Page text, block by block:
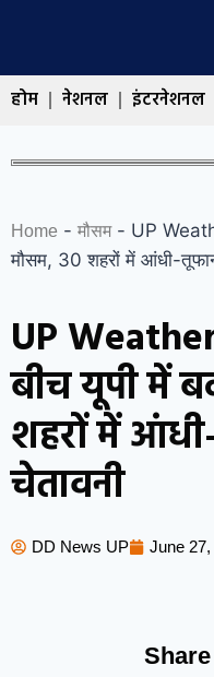
होम नेशनल इंटरनेशनल
Home - मौसम- UP
मौसम, 30 शहरों में आंधी-
UP
बीच यूपी में
शहरों में
चेतावनी
DD News UP June 27,